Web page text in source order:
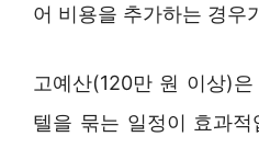
어 비용을 추가하는 경우
고예산(120만 원 이상)
텔을 묶는 일정이 효과